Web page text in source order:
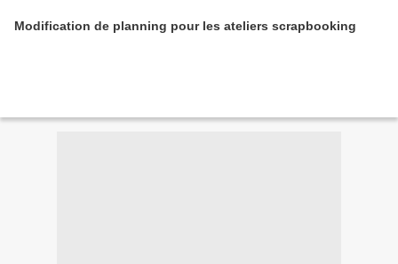
Modification de planning pour les ateliers scrapbooking